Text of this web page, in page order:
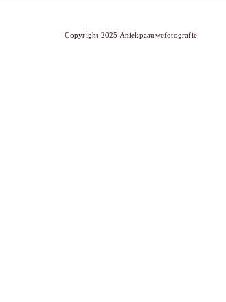
Copyright 2025 Aniekpaauwefotografie